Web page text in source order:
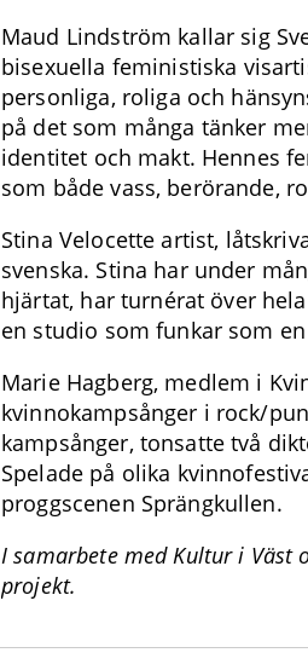
Maud Lindström kallar sig
bisexuella feministiska
personliga, roliga och
på det som många tänker
identitet och makt. Hennes
som både vass, berörande,
Stina Velocette artist,
svenska. Stina har under
hjärtat, har turnérat över
en studio som funkar som
Marie Hagberg, medlem i
kvinnokampsånger i rock/
kampsånger, tonsatte två
Spelade på olika
proggscenen Sprängkullen.
I samarbete med Kultur i Väst
projekt.